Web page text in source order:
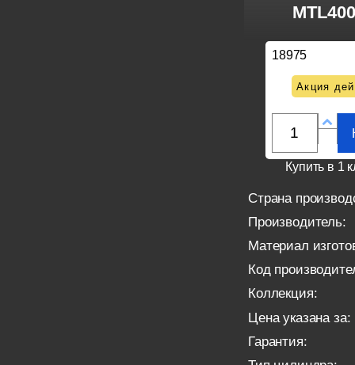
18975
Акция
Купить в 1
Страна
Производитель:
Материал
Код
Коллекция:
Цена указана за:
Гарантия: